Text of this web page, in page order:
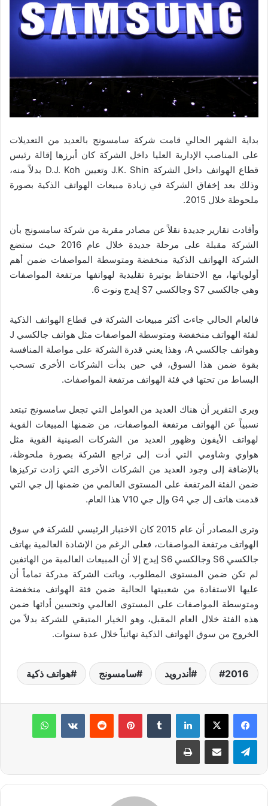
بداية الشهر الحالي قامت شركة سامسونج بالعديد من التعديلات
على المناصب الإدارية العليا داخل الشركة كان أبرزها إقالة رئيس
قطاع الهواتف داخل الشركة J.K. Shin وتعيين D.J. Koh بدلاً منه،
وذلك بعد إخفاق الشركة في زيادة مبيعات الهواتف الذكية بصورة
ملحوظة خلال 2015.
وأفادت تقارير جديدة نقلاً عن مصادر مقربة من شركة سامسونج بأن
الشركة مقبلة على مرحلة جديدة خلال عام 2016 حيث ستضع
الشركة الهواتف الذكية منخفضة ومتوسطة المواصفات ضمن أهم
أولوياتها، مع الاحتفاظ بوتيرة تقليدية لهواتفها مرتفعة المواصفات
وهي جالكسي S7 وجالكسي S7 إيدج ونوت 6.
فالعام الحالي جاءت أكثر مبيعات الشركة في قطاع الهواتف الذكية
لفئة الهواتف منخفضة ومتوسطة المواصفات مثل هواتف جالكسي J
وهواتف جالكسي A، وهذا يعني قدرة الشركة على مواصلة المنافسة
بقوة ضمن هذا السوق، في حين بدأت الشركات الأخرى تسحب
البساط من تحتها في فئة الهواتف مرتفعة المواصفات.
ويرى التقرير أن هناك العديد من العوامل التي تجعل سامسونج تبتعد
نسبياً عن الهواتف مرتفعة المواصفات، من ضمنها المبيعات القوية
لهواتف الأيفون وظهور العديد من الشركات الصينية القوية مثل
هواوي وشاومي التي أدت إلى تراجع الشركة بصورة ملحوظة،
بالإضافة إلى وجود العديد من الشركات الأخرى التي زادت تركيزها
ضمن الفئة المرتفعة على المستوى العالمي من ضمنها إل جي التي
قدمت هاتف إل جي G4 وإل جي V10 هذا العام.
وترى المصادر أن عام 2015 كان الاختبار الرئيسي للشركة في سوق
الهواتف مرتفعة المواصفات، فعلى الرغم من الإشادة العالمية بهاتف
جالكسي S6 وجالكسي S6 إيدج إلا أن المبيعات العالمية من الهاتفين
لم تكن ضمن المستوى المطلوب، وباتت الشركة مدركة تماماً أن
عليها الاستفادة من شعبيتها الحالية ضمن فئة الهواتف منخفضة
ومتوسطة المواصفات على المستوى العالمي وتحسين أدائها ضمن
هذه الفئة خلال العام المقبل، وهو الخيار المتبقي للشركة بدلاً من
الخروج من سوق الهواتف الذكية نهائياً خلال عدة سنوات.
2016 أندرويد سامسونج هواتف ذكية
لينكدإن بينتيريست